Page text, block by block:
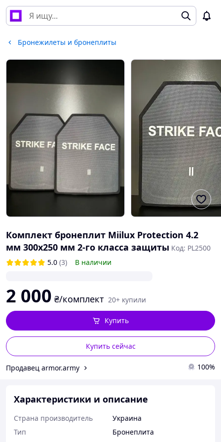
Бронежилеты и бронеплиты
Комплект бронеплит Miilux Protection 4.2
мм 300х250 мм 2-го класса защиты Код: PL2500
5.0 (3) В наличии
2 000 ₴/комплект 20+ купили
Купить сейчас
Купить
Продавец armor.army 100%
Характеристики и описание
Страна производитель
Украина
Тип
Бронеплита